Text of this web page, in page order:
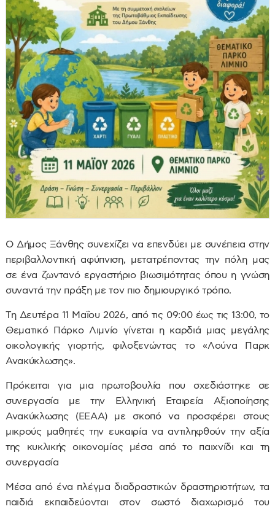
Ο Δήμος Ξάνθης συνεχίζει να επενδύει με συνέπεια στην
περιβαλλοντική αφύπνιση, μετατρέποντας την πόλη μας
σε ένα ζωντανό εργαστήριο βιωσιμότητας όπου η γνώση
συναντά την πράξη με τον πιο δημιουργικό τρόπο.
Τη Δευτέρα 11 Μαΐου 2026, από τις 09:00 έως τις 13:00, το
Θεματικό Πάρκο Λιμνίο γίνεται η καρδιά μιας μεγάλης
οικολογικής γιορτής, φιλοξενώντας το «Λούνα Παρκ
Ανακύκλωσης».
Πρόκειται για μια πρωτοβουλία που σχεδιάστηκε σε
συνεργασία με την Ελληνική Εταιρεία Αξιοποίησης
Ανακύκλωσης (ΕΕΑΑ) με σκοπό να προσφέρει στους
μικρούς μαθητές την ευκαιρία να αντιληφθούν την αξία
της κυκλικής οικονομίας μέσα από το παιχνίδι και τη
συνεργασία
Μέσα από ένα πλέγμα διαδραστικών δραστηριοτήτων, τα
παιδιά εκπαιδεύονται στον σωστό διαχωρισμό του